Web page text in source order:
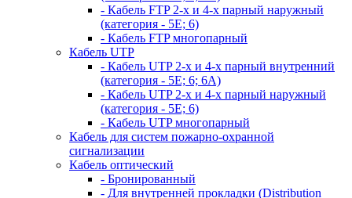
- Кабель FTP 2-х и 4-х парный наружный
(категория - 5Е; 6)
- Кабель FTP многопарный
Кабель UTP
- Кабель UTP 2-х и 4-х парный внутренний
(категория - 5Е; 6; 6А)
- Кабель UTP 2-х и 4-х парный наружный
(категория - 5Е; 6)
- Кабель UTP многопарный
Кабель для систем пожарно-охранной
сигнализации
Кабель оптический
- Бронированный
- Для внутренней прокладки (Distribution